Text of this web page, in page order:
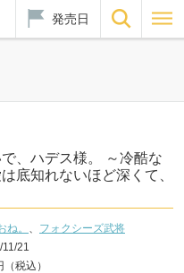
発売日
、ハデス様。 ～冷酷な
底知れないほど深くて、
ね。 、 フォクシーズ武将
21
税込）